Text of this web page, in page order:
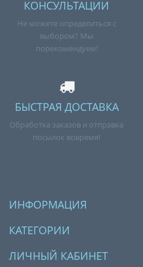
КОНСУЛЬТАЦИИ
Не можете определиться с
выбором? Мы
порекомендуем!
БЫСТРАЯ ДОСТАВКА
Обработка заказов и отправка
посылок вовремя!
ИНФОРМАЦИЯ
КАТЕГОРИИ
ЛИЧНЫЙ КАБИНЕТ